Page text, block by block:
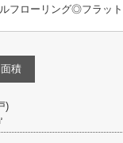
フローリング◎フラッ
積
)